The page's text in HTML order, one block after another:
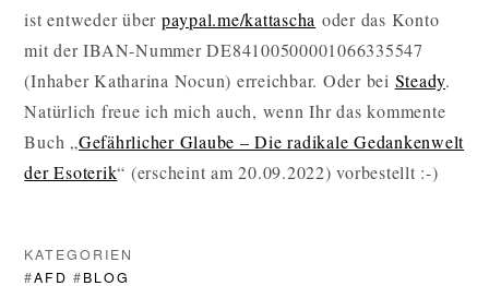
ist entweder über paypal.me/kattascha oder das Konto
mit der IBAN-Nummer DE84100500001066335547
(Inhaber Katharina Nocun) erreichbar. Oder bei Steady.
Natürlich freue ich mich auch, wenn Ihr das kommente
Buch „Gefährlicher Glaube – Die radikale Gedankenwelt
der Esoterik“ (erscheint am 20.09.2022) vorbestellt :-)
KATEGORIEN
#AFD #BLOG